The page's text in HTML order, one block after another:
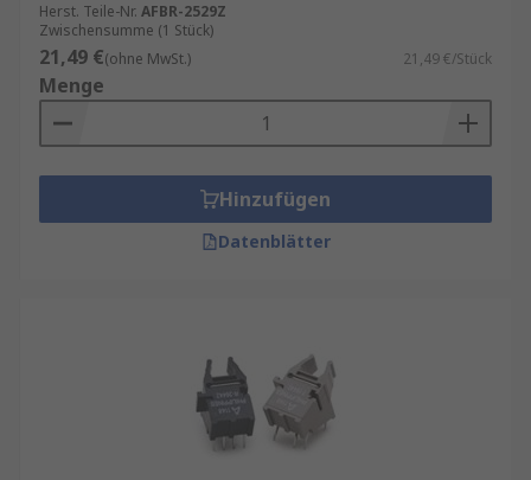
Herst. Teile-Nr. AFBR-2529Z
Zwischensumme (1 Stück)
21,49 €(ohne MwSt.) 21,49 €/Stück
Menge
Hinzufügen
Datenblätter